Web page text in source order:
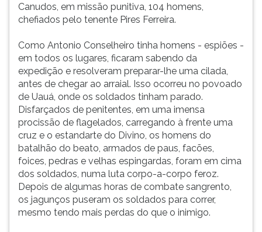
Canudos, em missão punitiva, 104 homens,
chefiados pelo tenente Pires Ferreira.
Como Antonio Conselheiro tinha homens - espiões -
em todos os lugares, ficaram sabendo da
expedição e resolveram preparar-lhe uma cilada,
antes de chegar ao arraial. Isso ocorreu no povoado
de Uauá, onde os soldados tinham parado.
Disfarçados de penitentes, em uma imensa
procissão de flagelados, carregando à frente uma
cruz e o estandarte do Divino, os homens do
batalhão do beato, armados de paus, facões,
foices, pedras e velhas espingardas, foram em cima
dos soldados, numa luta corpo-a-corpo feroz.
Depois de algumas horas de combate sangrento,
os jagunços puseram os soldados para correr,
mesmo tendo mais perdas do que o inimigo.